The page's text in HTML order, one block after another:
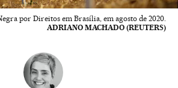
por Direitos em Brasília, em agosto de 2020.
ADRIANO MACHADO (REUTERS)